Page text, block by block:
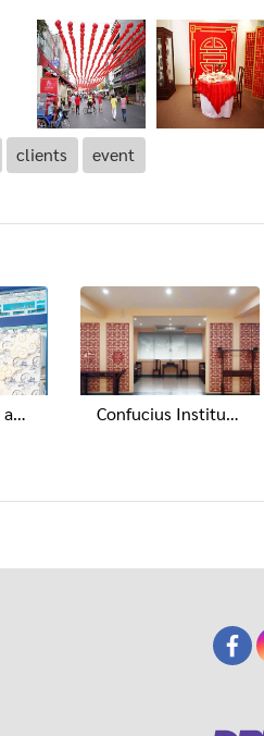
clients event
Mooncake Fest at Central World 2019 Confucius Institute, DPU